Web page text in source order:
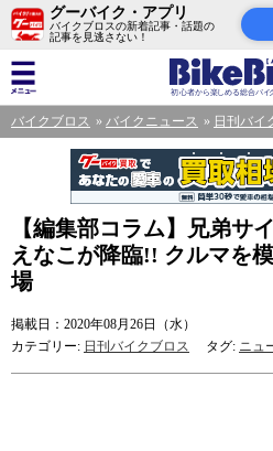
グーバイク・アプリ
バイクブロスの新着記事・話題の
記事を見逃さない！
バイクブロス バイクニュース 日刊バイ
【編集部コラム】兄弟サ
えなこが降臨!! クルマを
場
掲載日：2020年08月26日（水）
カテゴリー: 日刊バイクブロス タグ: ニュ